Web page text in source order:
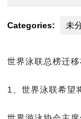
Categories: 未
世界泳联总榜迁
1、世界泳联希望